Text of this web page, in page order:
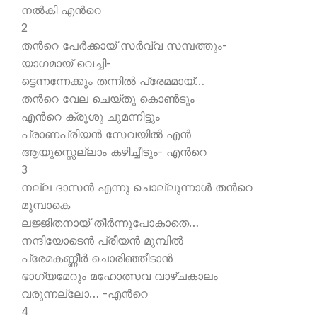
നല്‍കി എന്‍റെ
2
തന്‍റെ പേര്‍ക്കായ് സര്‍വ്വ സമ്പത്തും-
യാഗമായ് വെച്ചി-
ട്ടെന്നന്നേക്കും തന്നില്‍ പ്രേമമായ്…
തന്‍റെ വേല ചെയ്തു കൊണ്‍ടും
എന്‍റെ ക്രൂശു ചുമന്നിട്ടും
പ്രാണപ്രിയന്‍ സേവയില്‍ എന്‍
ആയുസ്സെല്ലാം കഴിച്ചീടും- എന്‍റെ
3
നല്ല ദാസന്‍ എന്നു ചൊല്ലുന്നാള്‍ തന്‍റെ
മുമ്പാകെ
ലജ്ജിതനായ് തീര്‍ന്നുപോകാതെ…
നന്ദിയോടെന്‍ പ്രീയന്‍ മുമ്പില്‍
പ്രേമകണ്ണീര്‍ ചൊരിഞ്ഞീടാന്‍
ഭാഗ്യമേറും മഹോത്സവ വാഴ്ചകാലം
വരുന്നല്ലോ… -എന്‍റെ
4